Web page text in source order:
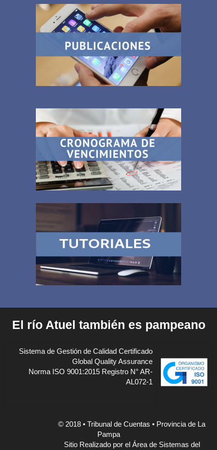
El río Atuel también es pampeano
Sistema de Gestión de Calidad Certificado
Global Quality Assurance
Norma ISO 9001:2015 Registro N° AR-
AL072-1
© 2018 • Tribunal de Cuentas • Provincia de La
Pampa
Sitio Realizado por el Área de Sistemas del